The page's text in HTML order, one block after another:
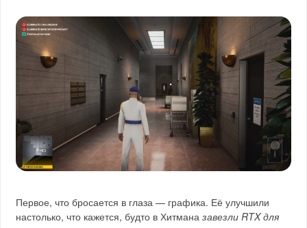
Первое, что бросается в глаза — графика. Её улучшили
настолько, что кажется, будто в Хитманазавезли RTX для